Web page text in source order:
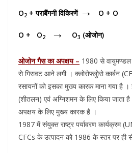
O2 + पराबैंगनी विकिरणें → O + O
O + O2 → O3 (ओजोन)
ओजोन गैस का अपक्षय – 1980 से वायुमण्डल
से गिरावट आने लगी । क्लोरोफ्लुोरो कार्बन
रसायनों को इसका मुख्य कारक माना गया है
(शीतलन) एवं अग्निशमन के लिए किया जाता
अपक्षय के लिए मुख्य कारक है ।
1987 में संयुक्त राष्ट्र पर्यावरण कार्यक्रम
CFCs के उत्पादन को 1986 के स्तर पर ही